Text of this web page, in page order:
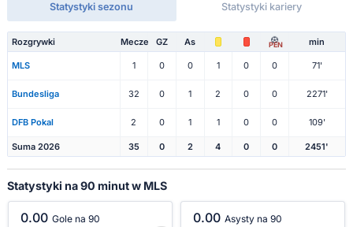
Statystyki sezonu Statystyki kariery
Rozgrywki Mecze GZ As PEN min
MLS 1 0 0 1 0 0 71'
Bundesliga 32 0 1 2 0 0 2271'
DFB Pokal 2 0 1 1 0 0 109'
Suma 2026 35 0 2 4 0 0 2451'
Statystyki na 90 minut w MLS
0.00 Gole na 90 0.00 Asysty na 90